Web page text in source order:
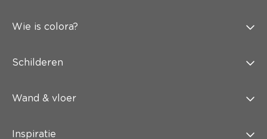
Wie is colora?
Schilderen
Wand & vloer
Inspiratie